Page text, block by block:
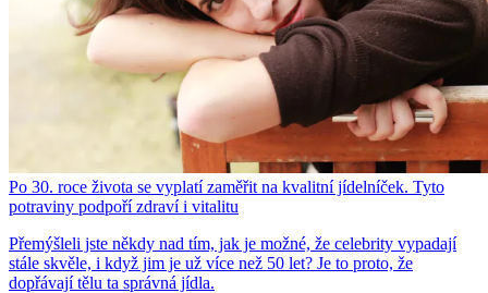
Po 30. roce života se vyplatí zaměřit na kvalitní jídelníček. Tyto
potraviny podpoří zdraví i vitalitu
Přemýšleli jste někdy nad tím, jak je možné, že celebrity vypadají
stále skvěle, i když jim je už více než 50 let? Je to proto, že
dopřávají tělu ta správná jídla.